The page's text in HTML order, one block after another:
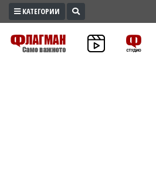
ПРОМО
ЗОНА
КАТЕГОРИИ